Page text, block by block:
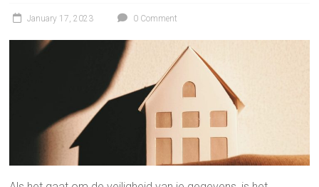
January 17, 2023 0 Comment